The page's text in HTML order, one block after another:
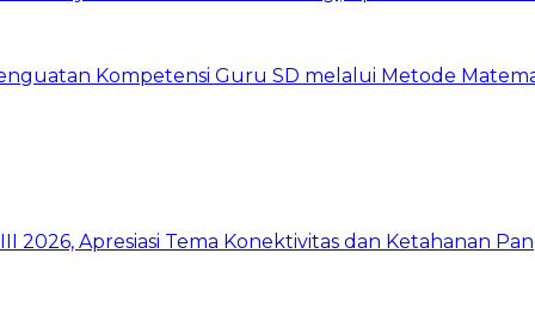
Kompetensi Guru SD melalui Metode
Apresiasi Tema Konektivitas dan Ketahanan